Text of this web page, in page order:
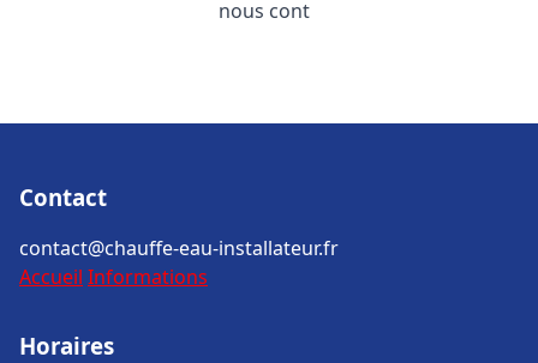
nous cont
Contact
contact@chauffe-eau-installateur.fr
Accueil Informations
Horaires